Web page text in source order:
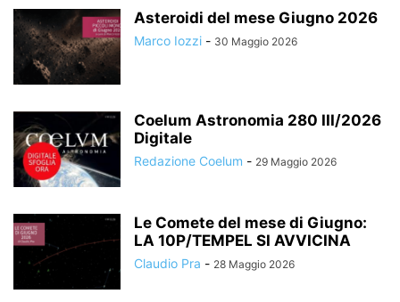
Asteroidi del mese Giugno 2026
Marco Iozzi - 30 Maggio 2026
Coelum Astronomia 280 III/2026
Digitale
Redazione Coelum - 29 Maggio 2026
Le Comete del mese di Giugno:
LA 10P/TEMPEL SI AVVICINA
Claudio Pra - 28 Maggio 2026